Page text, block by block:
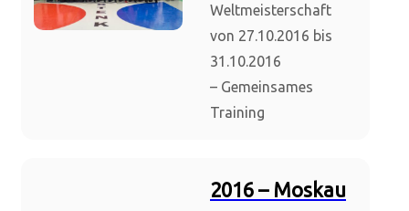
Weltmeisterschaft
von 27.10.2016 bis
31.10.2016
– Gemeinsames
Training
2016 – Moskau